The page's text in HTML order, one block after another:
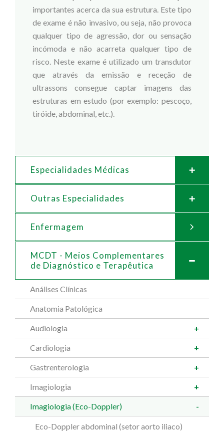
importantes acerca da sua estrutura. Este tipo
de exame é não invasivo, ou seja, não provoca
qualquer tipo de agressão, dor ou sensação
incómoda e não acarreta qualquer tipo de
risco. Neste exame é utilizado um transdutor
que através da emissão e receção de
ultrassons consegue captar imagens das
estruturas em estudo (por exemplo: pescoço,
tiróide, abdominal, etc.).
Especialidades Médicas
Outras Especialidades
Enfermagem
MCDT - Meios Complementares
de Diagnóstico e Terapêutica
Análises Clínicas
Anatomia Patológica
Audiologia
Cardiologia
Gastrenterologia
Imagiologia
Imagiologia (Eco-Doppler)
Eco-Doppler abdominal (setor aorto iliaco)